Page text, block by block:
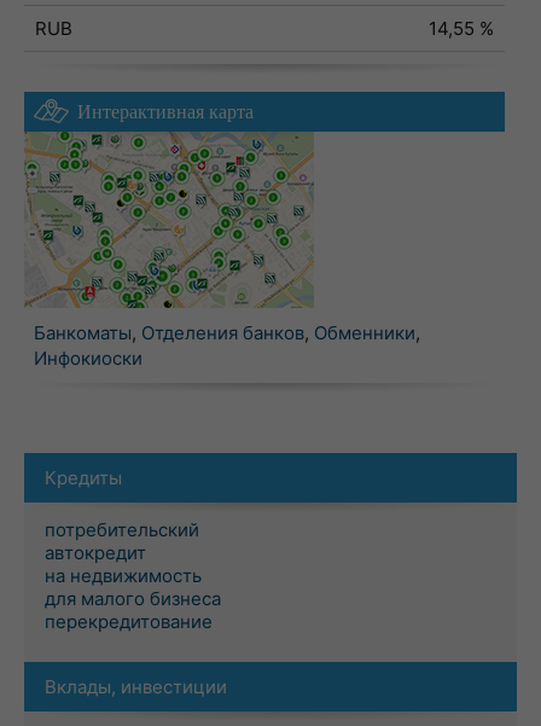
RUB
14,55 %
Интерактивная карта
Банкоматы, Отделения банков, Обменники,
Инфокиоски
Кредиты
потребительский
автокредит
на недвижимость
для малого бизнеса
перекредитование
Вклады, инвестиции